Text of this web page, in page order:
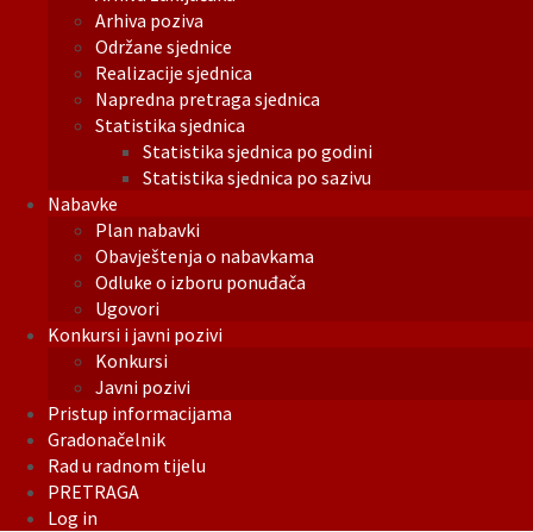
Arhiva poziva
Održane sjednice
Realizacije sjednica
Napredna pretraga sjednica
Statistika sjednica
Statistika sjednica po godini
Statistika sjednica po sazivu
Nabavke
Plan nabavki
Obavještenja o nabavkama
Odluke o izboru ponuđača
Ugovori
Konkursi i javni pozivi
Konkursi
Javni pozivi
Pristup informacijama
Gradonačelnik
Rad u radnom tijelu
PRETRAGA
Log in